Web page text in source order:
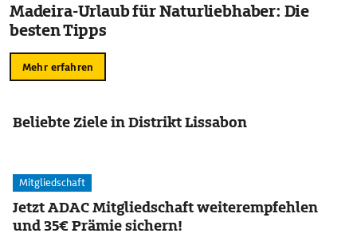
Madeira-Urlaub für Naturliebhaber: Die
besten Tipps
Mehr erfahren
Beliebte Ziele in Distrikt Lissabon
Mitgliedschaft
Jetzt ADAC Mitgliedschaft weiterempfehlen
und 35€ Prämie sichern!